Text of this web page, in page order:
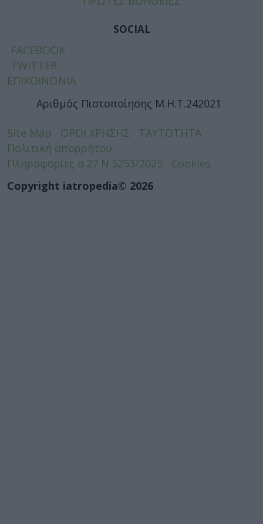
SOCIAL
FACEBOOK
TWITTER
ΕΠΙΚΟΙΝΩΝΙΑ
Αριθμός Πιστοποίησης Μ.Η.Τ.242021
Site Map ΟΡΟΙ ΧΡΗΣΗΣ
ΤΑΥΤΟΤΗΤΑ
Πολιτική απορρήτου
Πληροφορίες α.27 Ν.5253/2025
Cookies
Copyright iatropedia© 2026